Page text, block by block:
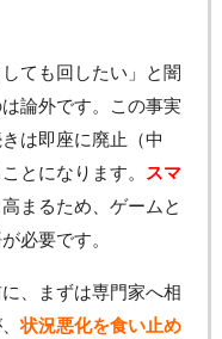
ても回したい」と闇
論外です。この事実
は即座に廃止（中
とになります。
スマ
まるため、ゲームと
必要です。
、まずは専門家へ相
状況悪化を食い止め